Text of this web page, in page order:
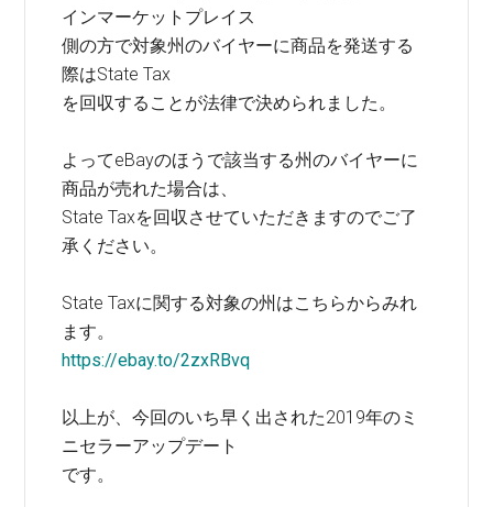
インマーケットプレイス
側の方で対象州のバイヤーに商品を発送する
際はState Tax
を回収することが法律で決められました。
よってeBayのほうで該当する州のバイヤーに
商品が売れた場合は、
State Taxを回収させていただきますのでご了
承ください。
State Taxに関する対象の州はこちらからみれ
ます。
https://ebay.to/2zxRBvq
以上が、今回のいち早く出された2019年のミ
ニセラーアップデート
です。